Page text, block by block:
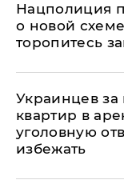
Нацполиция
о новой
торопитесь
Украинцев за
квартир в
уголовную
избежать